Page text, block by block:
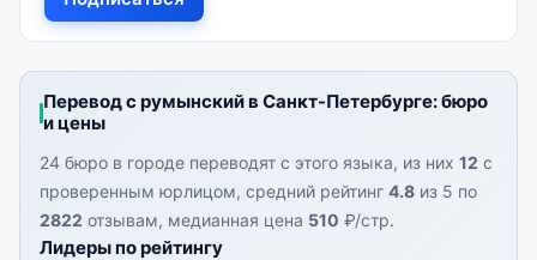
Перевод с румынский в Санкт-Петербурге: бюро
и цены
24 бюро в городе переводят с этого языка, из них 12 с
проверенным юрлицом, средний рейтинг 4.8 из 5 по
2822 отзывам, медианная цена 510 ₽/стр.
Лидеры по рейтингу